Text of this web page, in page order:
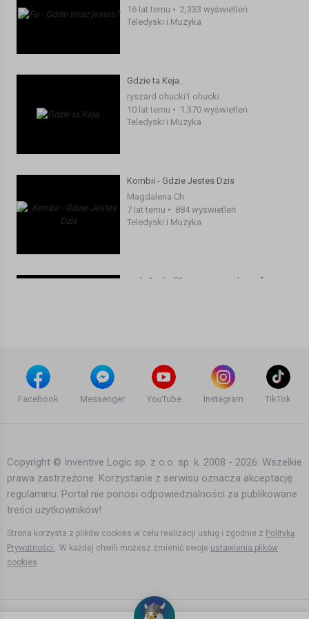
mmm! orły, sokoły, bażanty?
Gdzie ci chłopcy i na miarę czasów,
Gdzie, gdzie, gdzie, gdzie!?
Nie ma, nie ma, nie ma, nie ma, nie ma, nie ma, nie ma, nie ma,
nie ma, nie ma, nie ma, nie ma, nie ma, nie ma, nie ma, nie ma,
gdzie te chłopy, gdzie te chłopy, gdzie te chłopy,
No nie ma, nie ma, nie ma, nie ma, nie ma,
16 lat temu • 2,333 wyświetleń
Teledyski i Muzyka
Gdzie ta Keja.
ryszard ohucki1 ohucki
10 lat temu • 1,370 wyświetleń
Teledyski i Muzyka
Kombii - Gdzie Jestes Dzis
Magdalena Ch.
7 lat temu • 884 wyświetleń
Teledyski i Muzyka
Lady Pank : "Zawsze tam gdzie ty"
Frytt - Fabryka Psychopatów
(produkcja ZBYLU)
Chada - Gdzie ta ekipa?
Dębiec)
Facebook Messenger YouTube Instagram TikTok
Copyright © Inventive Logic sp. z o.o. sp. k. 2008 - 2026. Wszelkie
prawa zastrzeżone. Korzystanie z serwisu oznacza akceptację
regulaminu. Portal nie ponosi odpowiedzialności za publikowane
treści użytkowników!
Strona korzysta z plików cookies w celu realizacji usług i zgodnie z Polityką
Prywatności. W każdej chwili możesz zmienić swoje ustawienia plików
cookies